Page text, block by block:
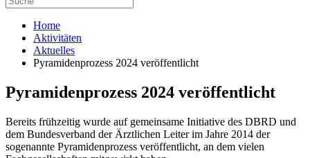
Home
Aktivitäten
Aktuelles
Pyramidenprozess 2024 veröffentlicht
Pyramidenprozess 2024 veröffentlicht
Bereits frühzeitig wurde auf gemeinsame Initiative des DBRD und
dem Bundesverband der Ärztlichen Leiter im Jahre 2014 der
sogenannte Pyramidenprozess veröffentlicht, an dem vielen